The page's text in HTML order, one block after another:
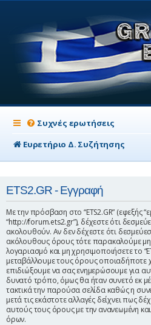
Συχνές ερωτήσεις
Ευρετήριο Δ. Συζήτησης
ETS2.GR - Εγγραφή
Με την πρόσβαση στο “ETS2.GR” (εφεξής
“http://forum.ets2.gr”), δέχεστε ότι
ακολουθούν. Αν δεν δέχεστε ότι
ακόλουθους όρους τότε παρακαλούμε
λογαριασμό και μη χρησιμοποιήσετε το
μεταβάλλουμε τους όρους οποιαδήποτε
επιδιώξουμε να σας ενημερώσουμε για
δυνατό τρόπο, όμως θα ήταν συνετό εκ
τακτικά την παρούσα σελίδα καθώς η
μετά τις εκάστοτε αλλαγές δείχνει πως
αυτούς τους όρους με την ανανεωμένη
όρων.